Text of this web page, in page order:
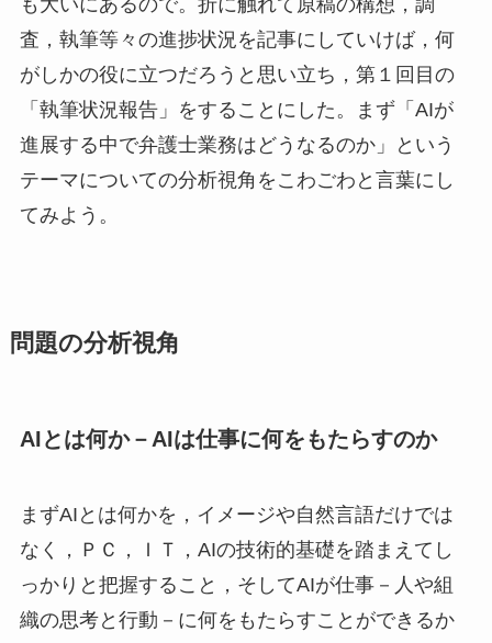
査，執筆等々の進捗状況を記事にしていけば，何
がしかの役に立つだろうと思い立ち，第１回目の
「執筆状況報告」をすることにした。まず「AIが
進展する中で弁護士業務はどうなるのか」という
テーマについての分析視角をこわごわと言葉にし
てみよう。
問題の分析視角
AIとは何か－AIは仕事に何をもたらすのか
まずAIとは何かを，イメージや自然言語だけでは
なく，ＰＣ，ＩＴ，AIの技術的基礎を踏まえてし
っかりと把握すること，そしてAIが仕事－人や組
織の思考と行動－に何をもたらすことができるか